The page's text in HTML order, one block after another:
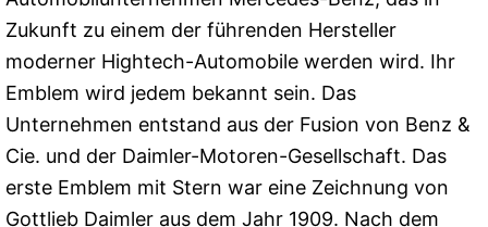
Zukunft zu einem der führenden Hersteller
moderner Hightech-Automobile werden wird. Ihr
Emblem wird jedem bekannt sein. Das
Unternehmen entstand aus der Fusion von Benz &
Cie. und der Daimler-Motoren-Gesellschaft. Das
erste Emblem mit Stern war eine Zeichnung von
Gottlieb Daimler aus dem Jahr 1909. Nach dem